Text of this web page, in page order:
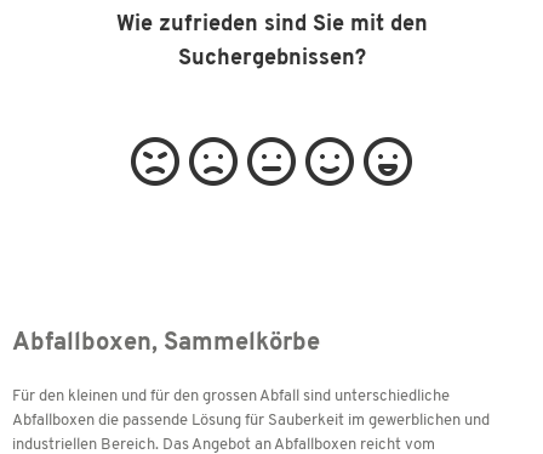
Wie zufrieden sind Sie mit den
Suchergebnissen?
Abfallboxen, Sammelkörbe
Für den kleinen und für den grossen Abfall sind unterschiedliche
Abfallboxen die passende Lösung für Sauberkeit im gewerblichen und
industriellen Bereich. Das Angebot an Abfallboxen reicht vom